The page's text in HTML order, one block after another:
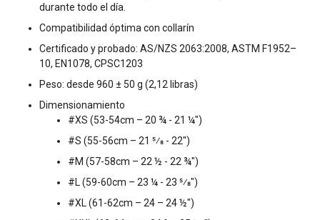
durante todo el día.
Compatibilidad óptima con collarín
Certificado y probado: AS/NZS 2063:2008, ASTM F1952–
10, EN1078, CPSC1203
Peso: desde 960 ± 50 g (2,12 libras)
Dimensionamiento
#XS (53-54cm – 20 ¾ - 21 ¼")
#S (55-56cm – 21 5⁄8 - 22")
#M (57-58cm – 22 ½ - 22 ¾")
#L (59-60cm – 23 ¼ - 23 5⁄8")
#XL (61-62cm – 24 – 24 ½")